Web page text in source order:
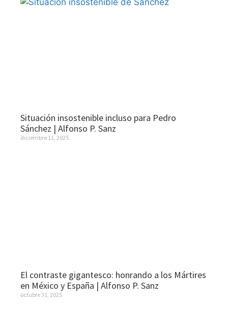
Situación insostenible incluso para Pedro
Sánchez | Alfonso P. Sanz
diciembre 11, 2025
El contraste gigantesco: honrando a los Mártires
en México y España | Alfonso P. Sanz
octubre 31, 2025